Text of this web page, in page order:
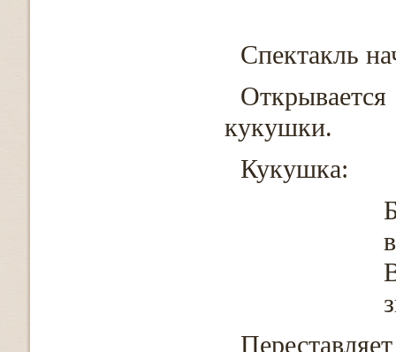
Спектакль
Открывается
кукушки.
Кукушка: